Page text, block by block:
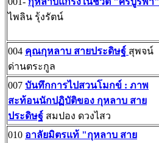
ไพลิน รุ้งรัตน์
004 คุณกุหลาบ สายประดิษฐ์ สุพจน์
ด่านตระกูล
007 บันทึกการไปสวนโมกข์ : ภาพ
สะท้อนนักปฏิบัติของ กุหลาบ สาย
ประดิษฐ์ สมปอง ดวงไสว
010 อาลัยมิตรแท้ "กุหลาบ สาย